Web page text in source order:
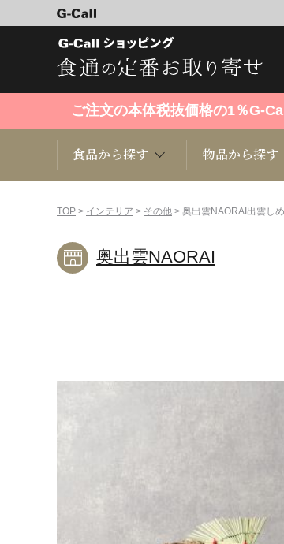
ご注文の本体税抜価格の1％G-
食品から探す
くだもの
物品から探す
趣味・雑貨
TOP > インテリア > その他 > 奥出雲NAORAI出雲し
奥出雲NAORAI